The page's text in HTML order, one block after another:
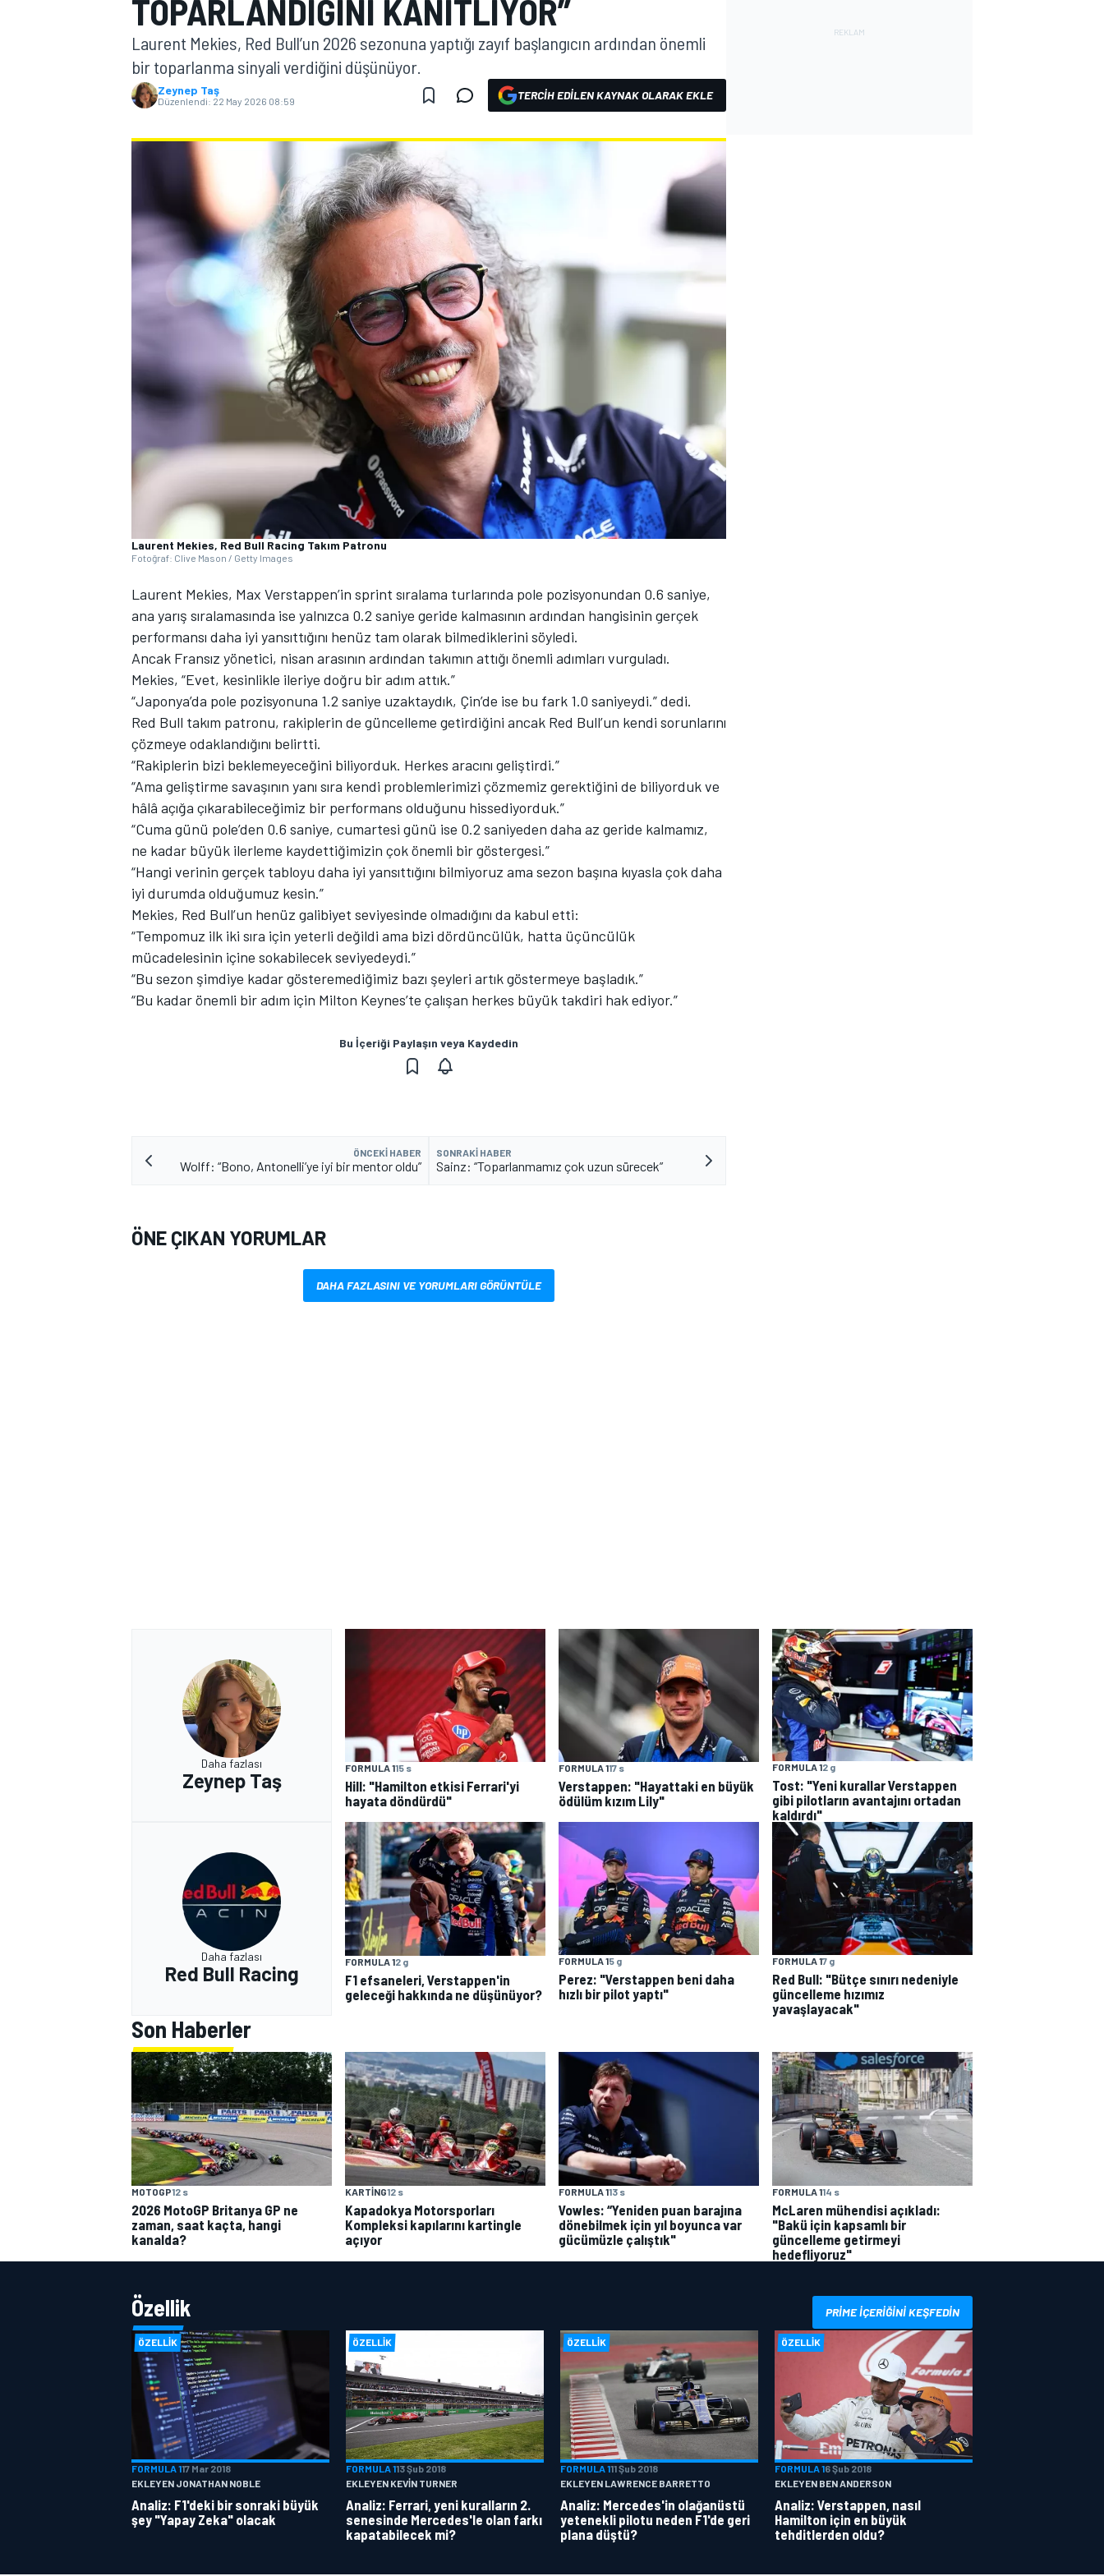
MOTOGP
WORLD SUPERBIKE
TÜRK SPORCULAR
TOPARLANDIĞINI KANITLIYOR”
Laurent Mekies, Red Bull’un 2026 sezonuna yaptığı zayıf başlangıcın ardından önemli
bir toparlanma sinyali verdiğini düşünüyor.
Zeynep Taş
Düzenlendi: 22 May 2026 08:59 TERCIH EDILEN KAYNAK OLARAK EKLE
Laurent Mekies, Red Bull Racing Takım Patronu
Fotoğraf: Clive Mason / Getty Images
Laurent Mekies, Max Verstappen’in sprint sıralama turlarında pole pozisyonundan 0.6 saniye,
ana yarış sıralamasında ise yalnızca 0.2 saniye geride kalmasının ardından hangisinin gerçek
performansı daha iyi yansıttığını henüz tam olarak bilmediklerini söyledi.
Ancak Fransız yönetici, nisan arasının ardından takımın attığı önemli adımları vurguladı.
Mekies, “Evet, kesinlikle ileriye doğru bir adım attık.”
“Japonya’da pole pozisyonuna 1.2 saniye uzaktaydık, Çin’de ise bu fark 1.0 saniyeydi.” dedi.
Red Bull takım patronu, rakiplerin de güncelleme getirdiğini ancak Red Bull’un kendi sorunlarını
çözmeye odaklandığını belirtti.
“Rakiplerin bizi beklemeyeceğini biliyorduk. Herkes aracını geliştirdi.”
“Ama geliştirme savaşının yanı sıra kendi problemlerimizi çözmemiz gerektiğini de biliyorduk ve
hâlâ açığa çıkarabileceğimiz bir performans olduğunu hissediyorduk.”
“Cuma günü pole’den 0.6 saniye, cumartesi günü ise 0.2 saniyeden daha az geride kalmamız,
ne kadar büyük ilerleme kaydettiğimizin çok önemli bir göstergesi.”
“Hangi verinin gerçek tabloyu daha iyi yansıttığını bilmiyoruz ama sezon başına kıyasla çok daha
iyi durumda olduğumuz kesin.”
Mekies, Red Bull’un henüz galibiyet seviyesinde olmadığını da kabul etti:
“Tempomuz ilk iki sıra için yeterli değildi ama bizi dördüncülük, hatta üçüncülük
mücadelesinin içine sokabilecek seviyedeydi.”
“Bu sezon şimdiye kadar gösteremediğimiz bazı şeyleri artık göstermeye başladık.”
“Bu kadar önemli bir adım için Milton Keynes’te çalışan herkes büyük takdiri hak ediyor.”
Bu İçeriği Paylaşın veya Kaydedin
ÖNCEKI HABER
Wolff: “Bono, Antonelli’ye iyi bir mentor oldu”
SONRAKI HABER
Sainz: “Toparlanmamız çok uzun sürecek”
ÖNE ÇIKAN YORUMLAR
DAHA FAZLASINI VE YORUMLARI GÖRÜNTÜLE
Daha fazlası
Zeynep Taş
FORMULA 115 s
Hill: "Hamilton etkisi Ferrari'yi
hayata döndürdü"
FORMULA 117 s
Verstappen: "Hayattaki en büyük
ödülüm kızım Lily"
FORMULA 12 g
Tost: "Yeni kurallar Verstappen
gibi pilotların avantajını ortadan
kaldırdı"
Daha fazlası
Red Bull Racing
FORMULA 12 g
F1 efsaneleri, Verstappen'in
geleceği hakkında ne düşünüyor?
FORMULA 15 g
Perez: "Verstappen beni daha
hızlı bir pilot yaptı"
FORMULA 17 g
Red Bull: "Bütçe sınırı nedeniyle
güncelleme hızımız
yavaşlayacak"
Son Haberler
MOTOGP12 s
2026 MotoGP Britanya GP ne
zaman, saat kaçta, hangi
kanalda?
KARTING12 s
Kapadokya Motorsporları
Kompleksi kapılarını kartingle
açıyor
FORMULA 113 s
Vowles: “Yeniden puan barajına
dönebilmek için yıl boyunca var
gücümüzle çalıştık"
FORMULA 114 s
McLaren mühendisi açıkladı:
"Bakü için kapsamlı bir
güncelleme getirmeyi
hedefliyoruz"
Özellik PRIME IÇERIĞINI KEŞFEDIN
ÖZELLIK
FORMULA 117 Mar 2018
EKLEYEN JONATHAN NOBLE
Analiz: F1'deki bir sonraki büyük
şey "Yapay Zeka" olacak
ÖZELLIK
FORMULA 113 Şub 2018
EKLEYEN KEVIN TURNER
Analiz: Ferrari, yeni kuralların 2.
senesinde Mercedes'le olan farkı
kapatabilecek mi?
ÖZELLIK
FORMULA 111 Şub 2018
EKLEYEN LAWRENCE BARRETTO
Analiz: Mercedes'in olağanüstü
yetenekli pilotu neden F1'de geri
plana düştü?
ÖZELLIK
FORMULA 16 Şub 2018
EKLEYEN BEN ANDERSON
Analiz: Verstappen, nasıl
Hamilton için en büyük
tehditlerden oldu?